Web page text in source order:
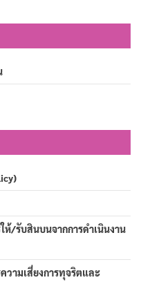
ห้/รับสินบนจากการดำเนินงาน
วามเสี่ยงการทุจริตและ